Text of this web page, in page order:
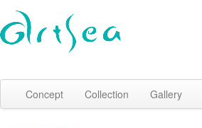
Concept Collection Gallery